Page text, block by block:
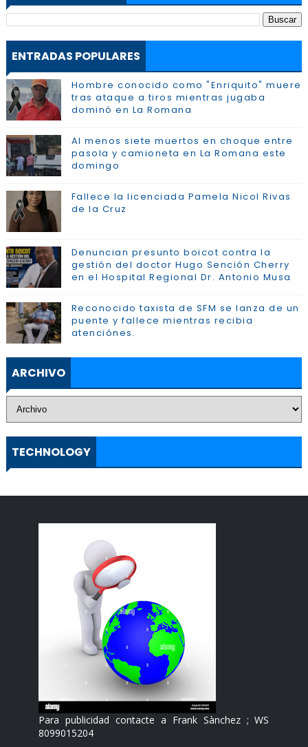
ENTRADAS POPULARES
Hombre conocido como "Enriquito" muere
tras ataque a tiros mientras jugaba
dominó en La Romana
Al menos siete muertos en choque entre
pasola y camioneta en La Romana este
domingo
Fallece la licenciada Pamela Nicol Rivas
de la Cruz
Denuncian presunto boicot contra la
gestión del doctor Hugo Sención Cherry
en el Hospital Regional Dr. Antonio Musa
Reconocido taxista de SFM se lanza de un
puente y fallece mientras recibia
atenciónes.
ARCHIVO
TECHNOLOGY
Para publicidad contacte a Frank Sànchez ; WS
8099015204